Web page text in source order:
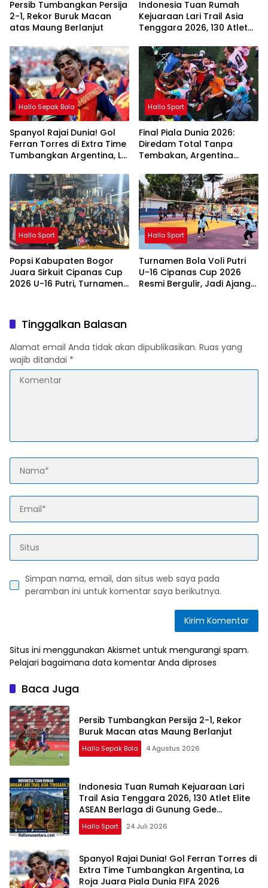
Persib Tumbangkan Persija
2-1, Rekor Buruk Macan
atas Maung Berlanjut
Indonesia Tuan Rumah
Kejuaraan Lari Trail Asia
Tenggara 2026, 130 Atlet
Gunung Gede Pangrango
Hallo Sepak Bola
Spanyol Rajai Dunia! Gol
Ferran Torres di Extra Time
Tumbangkan Argentina, La
2026
Hallo Sport
Final Piala Dunia 2026:
Diredam Total Tanpa
Tembakan, Argentina
ke Spanyol
Hallo Sport
Popsi Kabupaten Bogor
Juara Sirkuit Cipanas Cup
2026 U-16 Putri, Turnamen
Hallo Sport
Turnamen Bola Voli Putri
U-16 Cipanas Cup 2026
Resmi Bergulir, Jadi Ajang
Tinggalkan Balasan
Alamat email Anda tidak akan dipublikasikan. Ruas yang
wajib ditandai *
Simpan nama, email, dan situs web saya pada
peramban ini untuk komentar saya berikutnya.
Situs ini menggunakan Akismet untuk mengurangi spam.
Pelajari bagaimana data komentar Anda diproses
Baca Juga
Persib Tumbangkan Persija 2-1, Rekor
Buruk Macan atas Maung Berlanjut
Hallo Sepak Bola 4 Agustus 2026
Indonesia Tuan Rumah Kejuaraan Lari
Trail Asia Tenggara 2026, 130 Atlet Elite
ASEAN Berlaga di Gunung Gede
Pangrango
Hallo Sport 24 Juli 2026
Spanyol Rajai Dunia! Gol Ferran Torres di
Extra Time Tumbangkan Argentina, La
Roja Juara Piala Dunia FIFA 2026